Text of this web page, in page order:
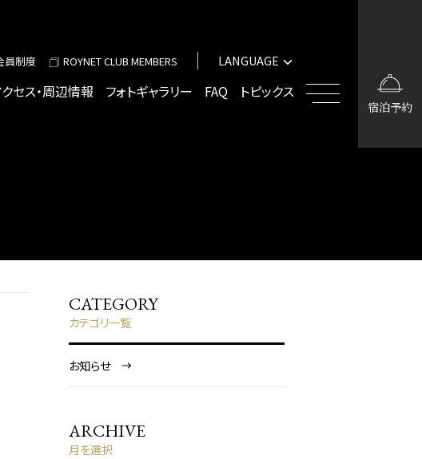
員制度 ROYNET CLUB MEMBERS
LANGUAGE
English
セス・周辺情報 フォトギャラリー FAQ トピックス
CATEGORY
カテゴリ一覧
お知らせ
ARCHIVE
月を選択
한국어
宿泊予約